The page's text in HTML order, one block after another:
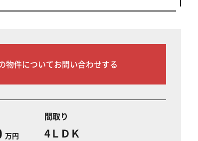
物件についてお問い合わせする
万円
間取り
4ＬＤＫ